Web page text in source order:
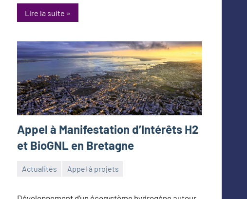
Lire la suite
Appel à Manifestation d’Intérêts H2
et BioGNL en Bretagne
Actualités Appel à projets
Antoine_Queinnec_Next